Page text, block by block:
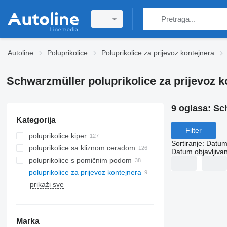
Autoline Poluprikolice Poluprikolice za prijevoz kontejnera
Schwarzmüller poluprikolice za prijevoz
Kategorija
poluprikolice kiper
poluprikolice sa kliznom ceradom
poluprikolice s pomičnim podom
poluprikolice za prijevoz kontejnera
prikaži sve
Marka
9 oglasa:
Filter
Sortiranje:
Datum